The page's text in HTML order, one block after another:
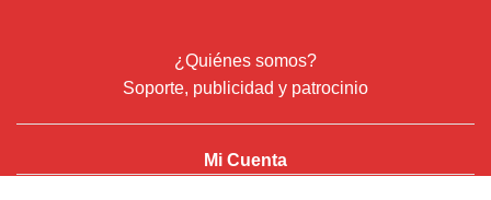
¿Quiénes somos?
Soporte, publicidad y patrocinio
Mi Cuenta